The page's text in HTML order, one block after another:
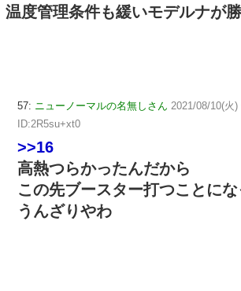
温度管理条件も緩いモデルナが
57: ニューノーマルの名無しさん 2021/08/10(火)
ID:2R5su+xt0
>>16
高熱つらかったんだから
この先ブースター打つことにな
うんざりやわ